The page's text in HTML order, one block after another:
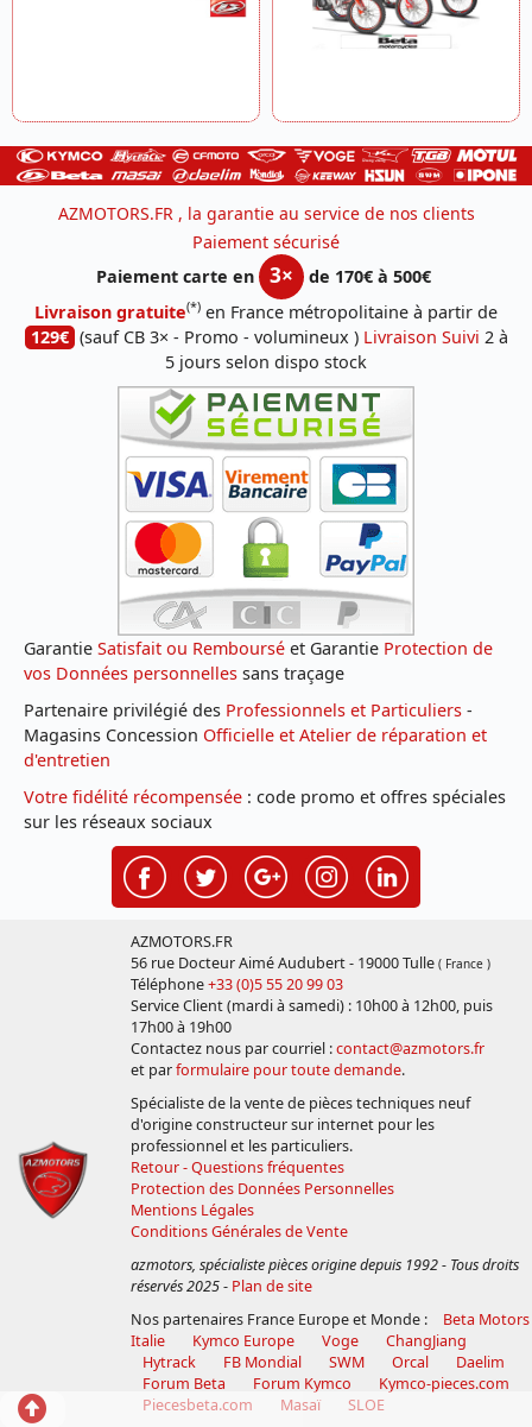
AZMOTORS.FR , la garantie au service de nos clients
Paiement sécurisé
Paiement carte en
3×
de 170€ à 500€
Livraison gratuite(*) en France métropolitaine à partir de
129€ (sauf CB 3× - Promo - volumineux ) Livraison Suivi 2 à
5 jours selon dispo stock
Garantie Satisfait ou Remboursé et Garantie Protection de
vos Données personnelles sans traçage
Partenaire privilégié des Professionnels et Particuliers -
Magasins Concession Officielle et Atelier de réparation et
d'entretien
Votre fidélité récompensée : code promo et offres spéciales
sur les réseaux sociaux
AZMOTORS.FR
56 rue Docteur Aimé Audubert - 19000 Tulle ( France )
Téléphone+33 (0)5 55 20 99 03
Service Client (mardi à samedi) : 10h00 à 12h00, puis
17h00 à 19h00
Contactez nous par courriel :contact@azmotors.fr
et parformulaire pour toute demande.
Spécialiste de la vente de pièces techniques neuf
d'origine constructeur sur internet pour les
professionnel et les particuliers.
Retour - Questions fréquentes
Protection des Données Personnelles
Mentions Légales
Conditions Générales de Vente
azmotors, spécialiste pièces origine depuis 1992 - Tous droits
réservés 2025- Plan de site
Nos partenaires France Europe et Monde :
Beta Motors
Italie
Kymco Europe Voge
ChangJiang
Hytrack
FB Mondial SWM Orcal
Daelim
Forum Beta
Forum Kymco
Kymco-pieces.com
Piecesbeta.com
Masaï SLOE
Retour